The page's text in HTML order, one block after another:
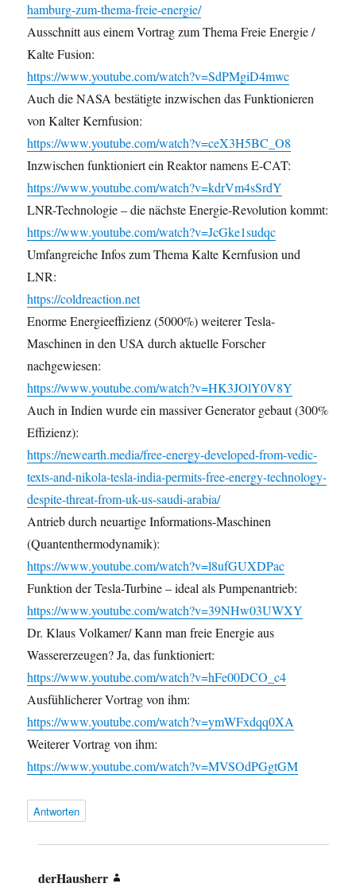
hamburg-zum-thema-freie-energie/
Ausschnitt aus einem Vortrag zum Thema Freie Energie /
Kalte Fusion:
https://www.youtube.com/watch?v=SdPMgiD4mwc
Auch die NASA bestätigte inzwischen das Funktionieren
von Kalter Kernfusion:
https://www.youtube.com/watch?v=ceX3H5BC_O8
Inzwischen funktioniert ein Reaktor namens E-CAT:
https://www.youtube.com/watch?v=kdrVm4sSrdY
LNR-Technologie – die nächste Energie-Revolution kommt:
https://www.youtube.com/watch?v=JcGke1sudqc
Umfangreiche Infos zum Thema Kalte Kernfusion und
LNR:
https://coldreaction.net
Enorme Energieeffizienz (5000%) weiterer Tesla-
Maschinen in den USA durch aktuelle Forscher
nachgewiesen:
https://www.youtube.com/watch?v=HK3JOlY0V8Y
Auch in Indien wurde ein massiver Generator gebaut (300%
Effizienz):
https://newearth.media/free-energy-developed-from-vedic-
texts-and-nikola-tesla-india-permits-free-energy-technology-
despite-threat-from-uk-us-saudi-arabia/
Antrieb durch neuartige Informations-Maschinen
(Quantenthermodynamik):
https://www.youtube.com/watch?v=l8ufGUXDPac
Funktion der Tesla-Turbine – ideal als Pumpenantrieb:
https://www.youtube.com/watch?v=39NHw03UWXY
Dr. Klaus Volkamer/ Kann man freie Energie aus
Wassererzeugen? Ja, das funktioniert:
https://www.youtube.com/watch?v=hFe00DCO_c4
Ausfühlicherer Vortrag von ihm:
https://www.youtube.com/watch?v=ymWFxdqq0XA
Weiterer Vortrag von ihm:
https://www.youtube.com/watch?v=MVSOdPGgtGM
Antworten
derHausherr